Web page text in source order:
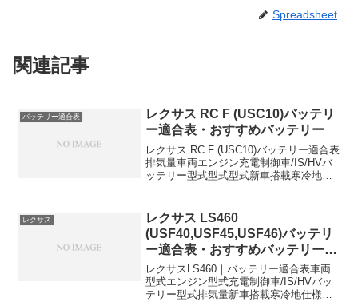
Spreadsheet
関連記事
バッテリー適合表
レクサス RC F (USC10)バッテリ
ー適合表・おすすめバッテリー
レクサス RC F (USC10)バッテリー適合表
排気量車両エンジン充電制御車/IS/HVバ
ッテリー型式型式型式新車搭載寒冷地仕
BOSCH(ボッシ...
レクサス
レクサス LS460
(USF40,USF45,USF46)バッテリ
ー適合表・おすすめバッテリー・
交換方法
レクサスLS460｜バッテリー適合表車両
型式エンジン型式充電制御車/IS/HVバッ
テリー型式排気量新車搭載寒冷地仕様